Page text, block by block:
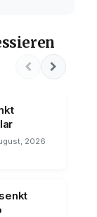
2026